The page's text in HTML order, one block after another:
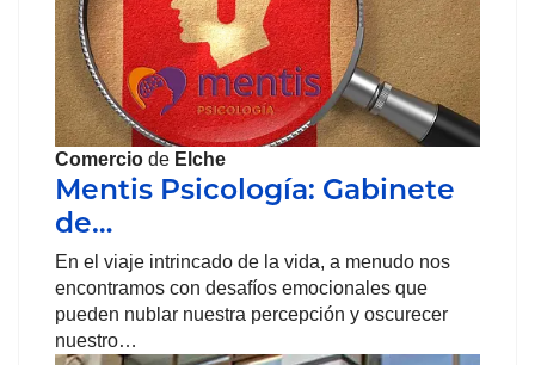
Comercio de Elche
Mentis Psicología: Gabinete
de…
En el viaje intrincado de la vida, a menudo nos
encontramos con desafíos emocionales que
pueden nublar nuestra percepción y oscurecer
nuestro…